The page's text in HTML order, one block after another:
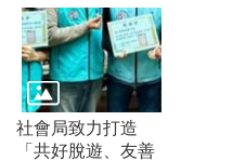
區
N
e
w
m
m
社會局致力打造
「共好脫遊、友善